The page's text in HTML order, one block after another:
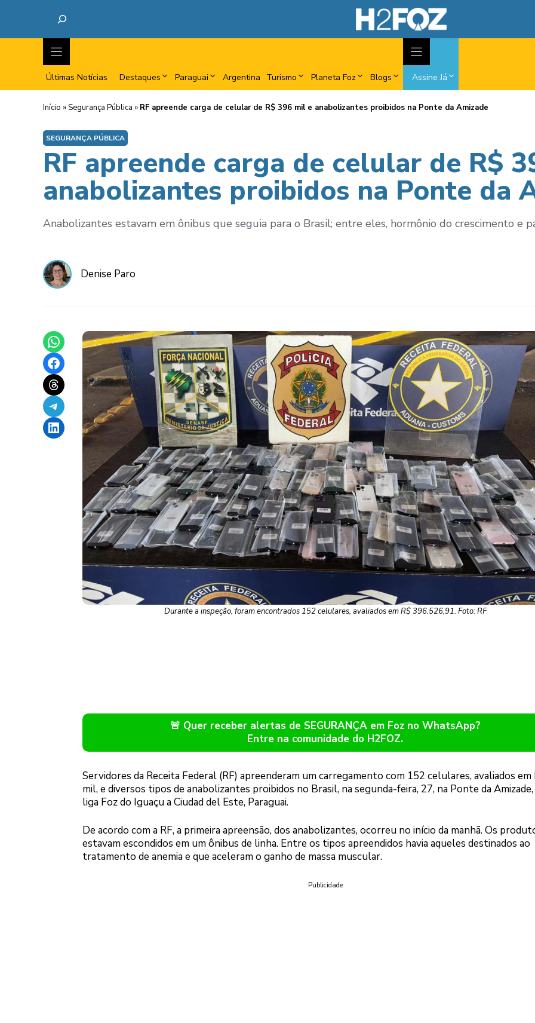
Últimas Notícias Destaques Paraguai Argentina Turismo Planeta Foz Blogs Assine Já
Início »Segurança Pública » RF apreende carga de celular de R$ 396 mil e anabolizantes proibidos na Ponte da Amizade
SEGURANÇA PÚBLICA
RF apreende carga de celular de R$
anabolizantes proibidos na Ponte da
Anabolizantes estavam em ônibus que seguia para o Brasil; entre eles, hormônio do crescimento e
Denise Paro
Share on WhatsApp
Share on Facebook
Share on Threads
Share on Telegram
Share on LinkedIn
Durante a inspeção, foram encontrados 152 celulares, avaliados em R$ 396.526,91. Foto: RF
🚨 Quer receber alertas de SEGURANÇA em Foz no WhatsApp?
Entre na comunidade do H2FOZ.
Servidores da Receita Federal (RF) apreenderam um carregamento com 152 celulares, avaliados em
mil, e diversos tipos de anabolizantes proibidos no Brasil, na segunda-feira, 27, na Ponte da
liga Foz do Iguaçu a Ciudad del Este, Paraguai.
De acordo com a RF, a primeira apreensão, dos anabolizantes, ocorreu no início da manhã. Os
estavam escondidos em um ônibus de linha. Entre os tipos apreendidos havia aqueles destinados ao
tratamento de anemia e que aceleram o ganho de massa muscular.
Publicidade